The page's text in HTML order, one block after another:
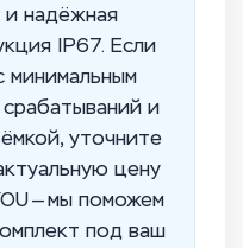
надёжная
IP67. Если
минимальным
и
уточните
цену
— мы поможем
под ваш